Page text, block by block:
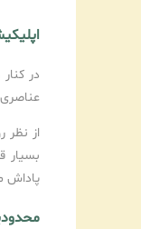
در
عناصری
از نظر
بسیار
پاداش